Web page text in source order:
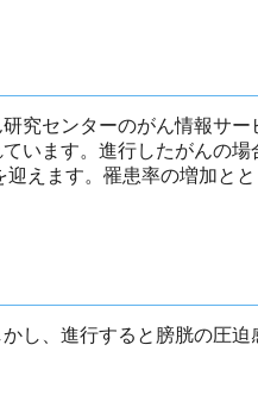
究センターのがん情報サ
います。進行したがんの
えます。罹患率の増加と
し、進行すると膀胱の圧